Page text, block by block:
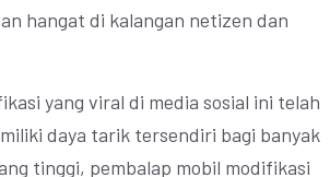
hangat di kalangan netizen dan
yang viral di media sosial ini telah
daya tarik tersendiri bagi banyak
tinggi, pembalap mobil modifikasi